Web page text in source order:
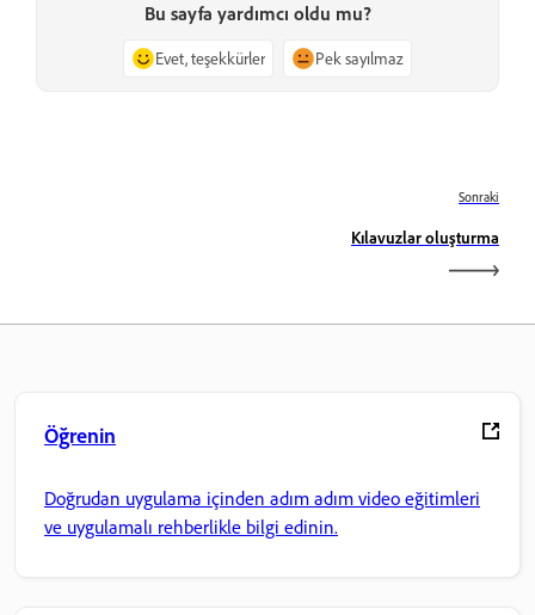
Bu sayfa yardımcı oldu mu?
Evet, teşekkürler Pek sayılmaz
Sonraki
Kılavuzlar oluşturma
Öğrenin
Doğrudan uygulama içinden adım adım video eğitimleri
ve uygulamalı rehberlikle bilgi edinin.